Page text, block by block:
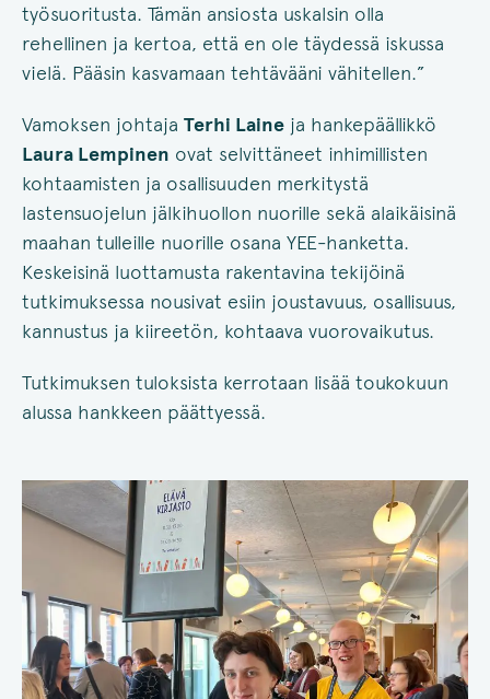
työsuoritusta. Tämän ansiosta uskalsin olla
rehellinen ja kertoa, että en ole täydessä iskussa
vielä. Pääsin kasvamaan tehtävääni vähitellen.”
Vamoksen johtaja Terhi Laine ja hankepäällikkö
Laura Lempinen ovat selvittäneet inhimillisten
kohtaamisten ja osallisuuden merkitystä
lastensuojelun jälkihuollon nuorille sekä alaikäisinä
maahan tulleille nuorille osana YEE-hanketta.
Keskeisinä luottamusta rakentavina tekijöinä
tutkimuksessa nousivat esiin joustavuus, osallisuus,
kannustus ja kiireetön, kohtaava vuorovaikutus.
Tutkimuksen tuloksista kerrotaan lisää toukokuun
alussa hankkeen päättyessä.